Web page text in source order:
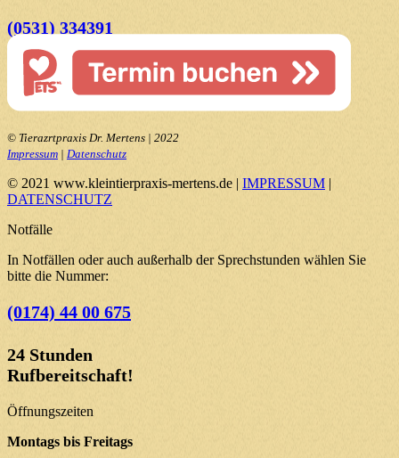
(0531) 334391
© Tierazrtpraxis Dr. Mertens | 2022
Impressum | Datenschutz
© 2021 www.kleintierpraxis-mertens.de | IMPRESSUM |
DATENSCHUTZ
Notfälle
In Notfällen oder auch außerhalb der Sprechstunden wählen Sie
bitte die Nummer:
(0174) 44 00 675
24 Stunden
Rufbereitschaft!
Öffnungszeiten
Montags bis Freitags